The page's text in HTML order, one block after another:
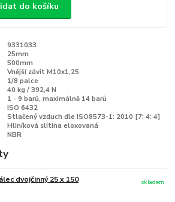
do košíku
9331033
25mm
500mm
Vnější závit M10x1,25
1/8 palce
40 kg / 392,4 N
1 - 9 barů, maximálně 14 barů
ISO 6432
Stlačený vzduch dle ISO8573-1: 2010 [7: 4: 4]
Hliníková slitina eloxovaná
NBR
dvojčinný 25 x 150
skladem